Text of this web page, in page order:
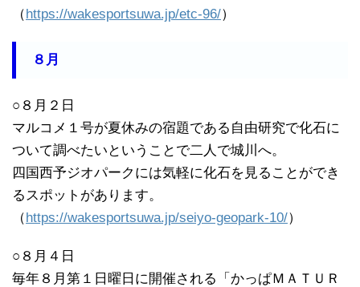
（https://wakesportsuwa.jp/etc-96/）
８月
○８月２日
マルコメ１号が夏休みの宿題である自由研究で化石に
ついて調べたいということで二人で城川へ。
四国西予ジオパークには気軽に化石を見ることができ
るスポットがあります。
（https://wakesportsuwa.jp/seiyo-geopark-10/）
○８月４日
毎年８月第１日曜日に開催される「かっぱＭＡＴＵＲ